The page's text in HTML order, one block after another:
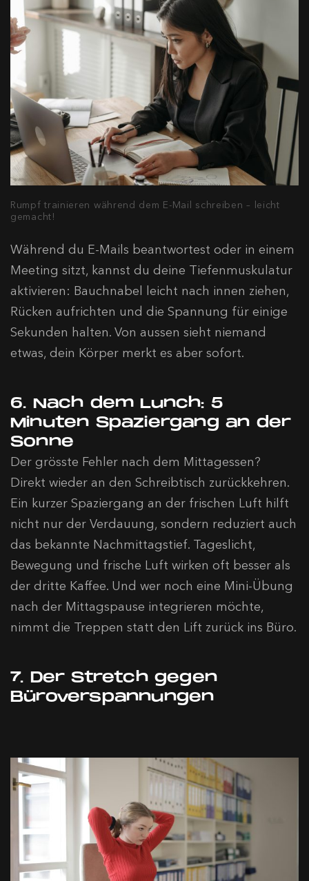
Rumpf trainieren während dem E-Mail schreiben – leicht
gemacht!
Während du E-Mails beantwortest oder in einem
Meeting sitzt, kannst du deine Tiefenmuskulatur
aktivieren: Bauchnabel leicht nach innen ziehen,
Rücken aufrichten und die Spannung für einige
Sekunden halten. Von aussen sieht niemand
etwas, dein Körper merkt es aber sofort.
6. Nach dem Lunch: 5
Minuten Spaziergang an der
Sonne
Der grösste Fehler nach dem Mittagessen?
Direkt wieder an den Schreibtisch zurückkehren.
Ein kurzer Spaziergang an der frischen Luft hilft
nicht nur der Verdauung, sondern reduziert auch
das bekannte Nachmittagstief. Tageslicht,
Bewegung und frische Luft wirken oft besser als
der dritte Kaffee. Und wer noch eine Mini-Übung
nach der Mittagspause integrieren möchte,
nimmt die Treppen statt den Lift zurück ins Büro.
7. Der Stretch gegen
Büroverspannungen